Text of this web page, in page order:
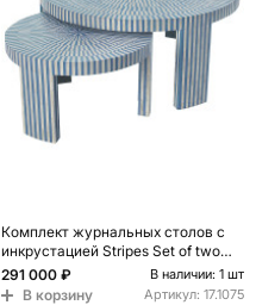
Комплект журнальных столов с
инкрустацией Stripes Set of two
tables blue
291 000 ₽ В наличии: 1 шт
В корзину Артикул: 17.1075